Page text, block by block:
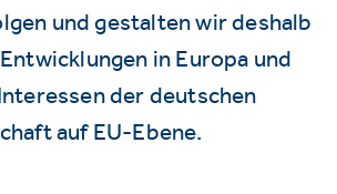
und gestalten wir deshalb
in Europa und
der deutschen
auf EU-Ebene.